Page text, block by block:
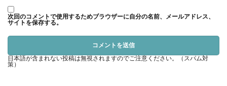
メリカの研究でも似たような結果で、115歳くらいが現実的な限界
で、125歳まで生きる確率は1万分の1以下となっています。
面白いのは、記録に残ってる最高齢者のジャンヌ・カルマンさん
が122歳で1997年に亡くなってから、この記録がずっと破られて
次回のコメントで使用するためブラウザーに自分の名前、メールアドレス、
サイトを保存する。
日本語が含まれない投稿は無視されますのでご注意ください。（スパム対
策）